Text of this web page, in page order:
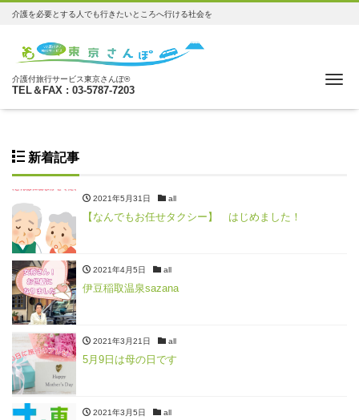
介護を必要とする人でも行きたいところへ行ける社会を
介護付旅行サービス東京さんぽ®
TEL＆FAX : 03-5787-7203
新着記事
2021年5月31日 all
【なんでもお任せタクシー】 はじめました！
2021年4月5日 all
伊豆稲取温泉sazana
2021年3月21日 all
5月9日は母の日です
2021年3月5日 all